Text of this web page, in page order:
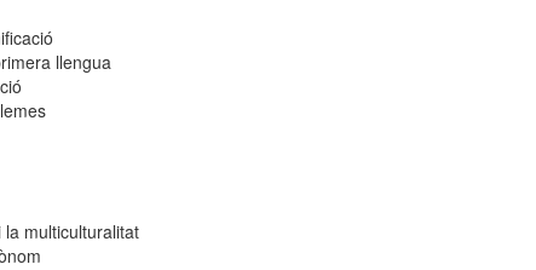
llengua
multiculturalitat